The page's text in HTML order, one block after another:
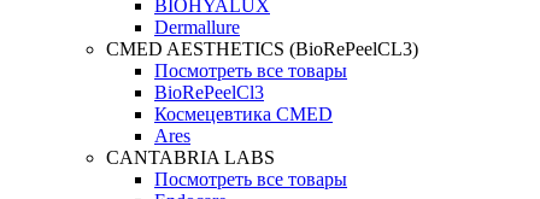
BIOHYALUX
Dermallure
CMED AESTHETICS (BioRePeelCL3)
Посмотреть все товары
BioRePeelCl3
Космецевтика CMED
Ares
CANTABRIA LABS
Посмотреть все товары